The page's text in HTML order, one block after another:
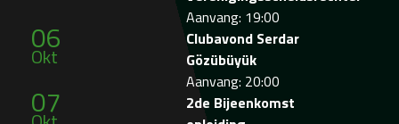
Aanvang: 19:00
06
Okt
Clubavond Serdar
Gözübüyük
Aanvang: 20:00
07
2de Bijeenkomst